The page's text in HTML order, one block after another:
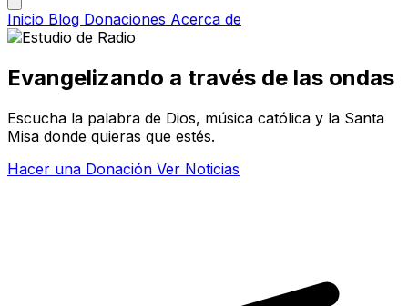
Inicio Blog Donaciones Acerca de
Evangelizando a través de las ondas
Escucha la palabra de Dios, música católica y la Santa
Misa donde quieras que estés.
Hacer una Donación Ver Noticias